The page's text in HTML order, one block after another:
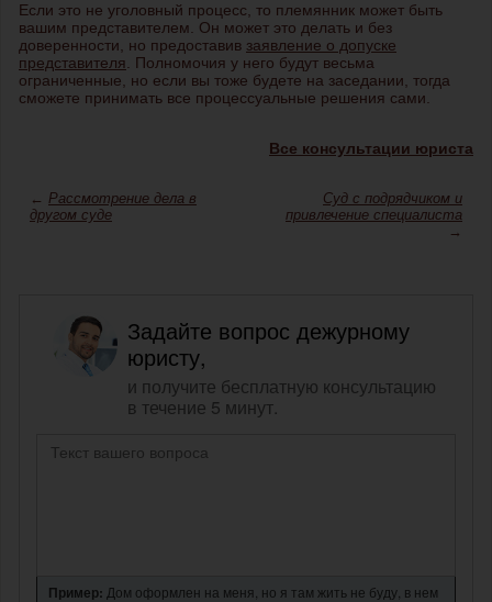
Если это не уголовный процесс, то племянник может быть
вашим представителем. Он может это делать и без
доверенности, но предоставив заявление о допуске
представителя. Полномочия у него будут весьма
ограниченные, но если вы тоже будете на заседании, тогда
сможете принимать все процессуальные решения сами.
Все консультации юриста
← Рассмотрение дела в
другом суде
Суд с подрядчиком и
привлечение специалиста
→
Задайте вопрос дежурному
юристу,
и получите бесплатную консультацию
в течение 5 минут.
Пример: Дом оформлен на меня, но я там жить не буду, в нем